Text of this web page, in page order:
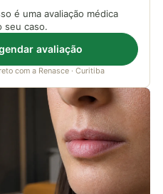
é uma avaliação médica
seu caso.
avaliação
com a Renasce · Curitiba